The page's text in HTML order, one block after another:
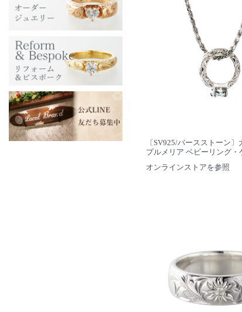
〔SV925/バースストーン〕
プルメリア ベビーリング・
オンラインストアを参照